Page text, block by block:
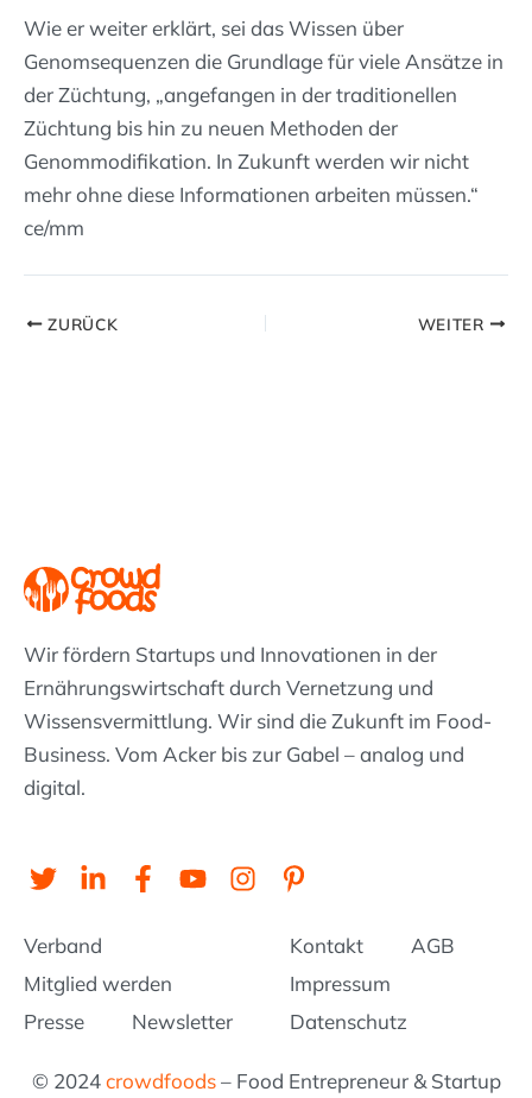
Wie er weiter erklärt, sei das Wissen über
Genomsequenzen die Grundlage für viele Ansätze in
der Züchtung, „angefangen in der traditionellen
Züchtung bis hin zu neuen Methoden der
Genommodifikation. In Zukunft werden wir nicht
mehr ohne diese Informationen arbeiten müssen.“
ce/mm
ZURÜCK WEITER
Wir fördern Startups und Innovationen in der
Ernährungswirtschaft durch Vernetzung und
Wissens­vermittlung. Wir sind die Zukunft im Food-
Business. Vom Acker bis zur Gabel – analog und
digital.
T
w
t
t
r
L
i
k
e
-
F
a
b
o
o
-
Y
o
b
e
I
n
m
P
i
t
e
r
e
t
Verband
Mitglied werden
Presse
Newsletter
Kontakt
AGB
Impressum
Datenschutz
© 2024crowdfoods– Food Entrepreneur & Startup